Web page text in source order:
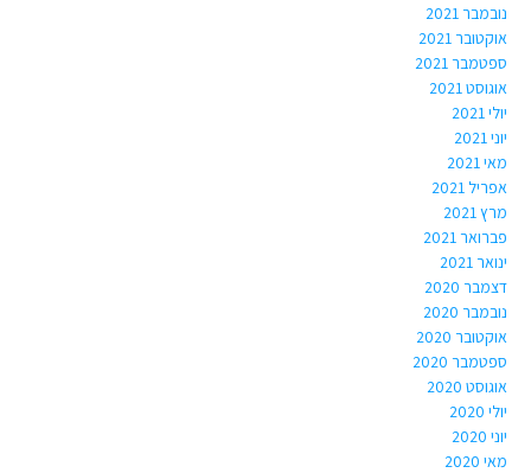
נובמבר 2021
אוקטובר 2021
ספטמבר 2021
אוגוסט 2021
יולי 2021
יוני 2021
מאי 2021
אפריל 2021
מרץ 2021
פברואר 2021
ינואר 2021
דצמבר 2020
נובמבר 2020
אוקטובר 2020
ספטמבר 2020
אוגוסט 2020
יולי 2020
יוני 2020
מאי 2020